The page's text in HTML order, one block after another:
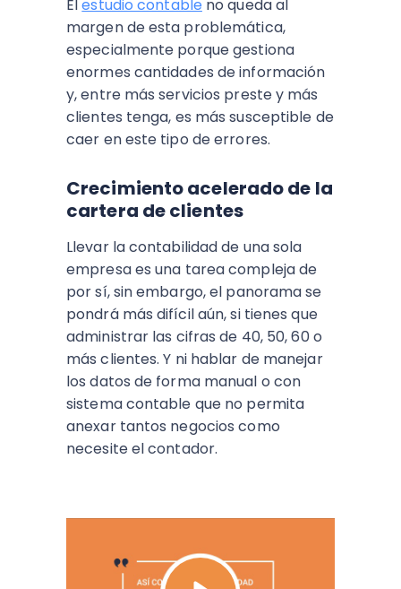
Elestudio contable no queda al
margen de esta problemática,
especialmente porque gestiona
enormes cantidades de información
y, entre más servicios preste y más
clientes tenga, es más susceptible de
caer en este tipo de errores.
Crecimiento acelerado de la
cartera de clientes
Llevar la contabilidad de una sola
empresa es una tarea compleja de
por sí, sin embargo, el panorama se
pondrá más difícil aún, si tienes que
administrar las cifras de 40, 50, 60 o
más clientes. Y ni hablar de manejar
los datos de forma manual o con
sistema contable que no permita
anexar tantos negocios como
necesite el contador.